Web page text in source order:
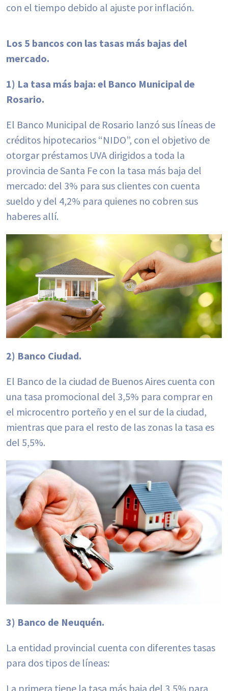
con el tiempo debido al ajuste por inflación.
Los 5 bancos con las tasas más bajas del
mercado.
1) La tasa más baja: el Banco Municipal de
Rosario.
El Banco Municipal de Rosario lanzó sus líneas de
créditos hipotecarios “NIDO”, con el objetivo de
otorgar préstamos UVA dirigidos a toda la
provincia de Santa Fe con la tasa más baja del
mercado: del 3% para sus clientes con cuenta
sueldo y del 4,2% para quienes no cobren sus
haberes allí.
2) Banco Ciudad.
El Banco de la ciudad de Buenos Aires cuenta con
una tasa promocional del 3,5% para comprar en
el microcentro porteño y en el sur de la ciudad,
mientras que para el resto de las zonas la tasa es
del 5,5%.
3) Banco de Neuquén.
La entidad provincial cuenta con diferentes tasas
para dos tipos de líneas:
La primera tiene la tasa más baja del 3,5% para